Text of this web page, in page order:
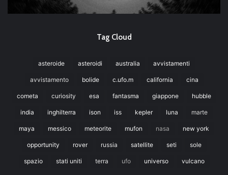
Tag Cloud
asteroide asteroidi australia avvistamenti
avvistamento bolide c.ufo.m california cina
cometa curiosity esa fantasma giappone hubble
india inghilterra ison iss kepler luna marte
maya messico meteorite mufon nasa new york
opportunity rover russia satellite seti sole
spazio stati uniti terra ufo universo vulcano